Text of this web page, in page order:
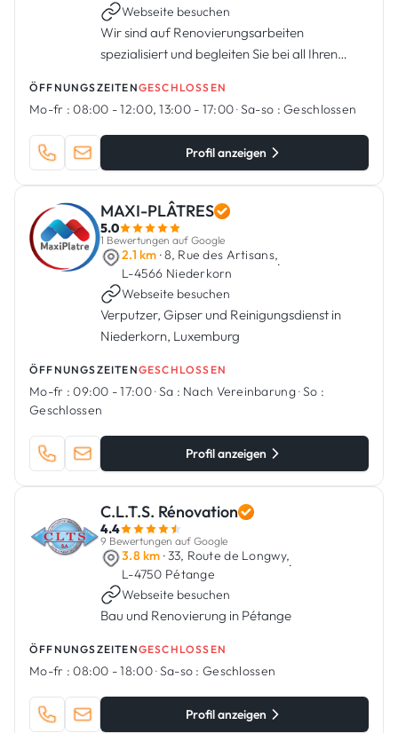
Webseite besuchen
Wir sind auf Renovierungsarbeiten
spezialisiert und begleiten Sie bei all Ihren
ÖFFNUNGSZEITENGESCHLOSSEN
Mo-fr : 08:00 - 12:00, 13:00 - 17:00·Sa-so : Geschlossen
Profil anzeigen
MAXI-PLÂTRES
5.0
1 Bewertungen auf Google
2.1 km · 8, Rue des Artisans,
L-4566 Niederkorn
·
Webseite besuchen
Verputzer, Gipser und Reinigungsdienst in
Niederkorn, Luxemburg
ÖFFNUNGSZEITENGESCHLOSSEN
Mo-fr : 09:00 - 17:00·Sa : Nach Vereinbarung·So :
Geschlossen
Profil anzeigen
C.L.T.S. Rénovation
4.4
9 Bewertungen auf Google
3.8 km · 33, Route de Longwy,
L-4750 Pétange
·
Webseite besuchen
Bau und Renovierung in Pétange
ÖFFNUNGSZEITENGESCHLOSSEN
Mo-fr : 08:00 - 18:00·Sa-so : Geschlossen
Profil anzeigen